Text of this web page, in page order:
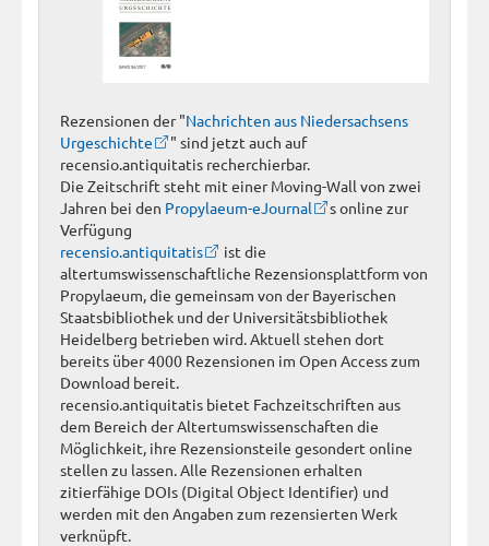
Rezensionen der "Nachrichten aus Niedersachsens
Urgeschichte
" sind jetzt auch auf
recensio.antiquitatis recherchierbar.
Die Zeitschrift steht mit einer Moving-Wall von zwei
Jahren bei den Propylaeum-eJournal
s online zur
Verfügung
recensio.antiquitatis
ist die
altertumswissenschaftliche Rezensionsplattform von
Propylaeum, die gemeinsam von der Bayerischen
Staatsbibliothek und der Universitätsbibliothek
Heidelberg betrieben wird. Aktuell stehen dort
bereits über 4000 Rezensionen im Open Access zum
Download bereit.
recensio.antiquitatis bietet Fachzeitschriften aus
dem Bereich der Altertumswissenschaften die
Möglichkeit, ihre Rezensionsteile gesondert online
stellen zu lassen. Alle Rezensionen erhalten
zitierfähige DOIs (Digital Object Identifier) und
werden mit den Angaben zum rezensierten Werk
verknüpft.